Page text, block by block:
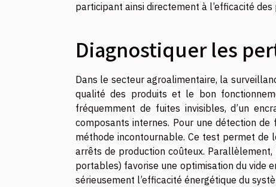
participant ainsi directement à l’efficacité
Diagnostiquer les
Dans le secteur agroalimentaire, la
qualité des produits et le bon
fréquemment de fuites invisibles, d’un
composants internes. Pour une détection de
méthode incontournable. Ce test permet de
arrêts de production coûteux. Parallèlement,
portables) favorise une optimisation du vide
sérieusement l’efficacité énergétique du